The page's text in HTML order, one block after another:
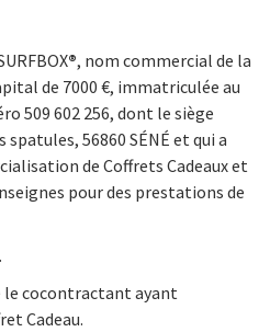
®, nom commercial de la
de 7000 €, immatriculée au
509 602 256, dont le siège
56860 SÉNÉ et qui a
de Coffrets Cadeaux et
pour des prestations de
le cocontractant ayant
Cadeau.